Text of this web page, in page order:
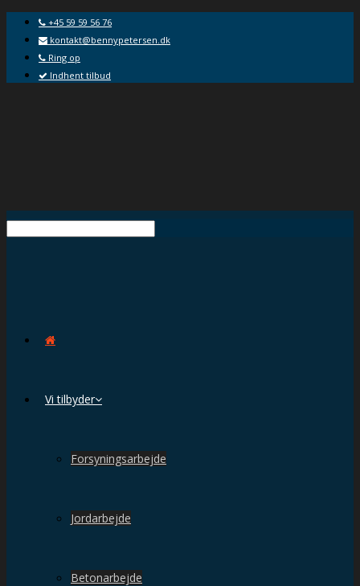
+45 59 59 56 76
kontakt@bennypetersen.dk
Ring op
Indhent tilbud
Vi tilbyder
Forsyningsarbejde
Jordarbejde
Betonarbejde